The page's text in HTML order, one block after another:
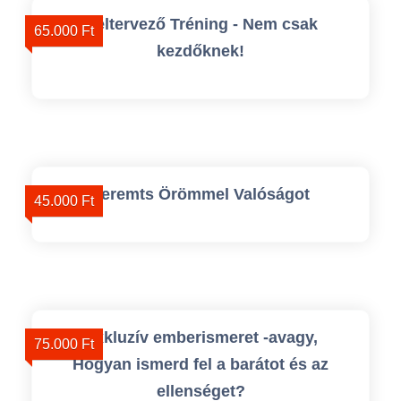
65.000 FtCéltervező Tréning - Nem csak
kezdőknek!
45.000 FtTeremts Örömmel Valóságot
75.000 FtExkluzív emberismeret -avagy,
Hogyan ismerd fel a barátot és az
ellenséget?